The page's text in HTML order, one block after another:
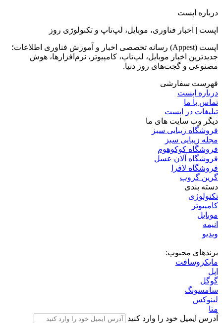
درباره اپست
اپست | اخبار فناوری، موبایل، لپ‌تاپ و تکنولوژی روز
اپست (Appest) رسانه تخصصی اخبار و آموزش فناوری اطلاعات؛
جدیدترین اخبار موبایل، لپ‌تاپ، کامپیوتر، نرم‌افزارها، هوش
مصنوعی و گجت‌های روز دنیا.
فهرست سفارشی
درباره اپست
تماس با ما
تبلیغات در اپست
دیگر وب سایت های ما
فروشگاه زیبایی سبز
مجله زیبایی سبز
فروشگاه کوکوهوم
فروشگاه آلان عسل
فروشگاه لافرا
گرین گروپ
دسته بندی
تکنولوژی
کامپیوتر
موبایل
انیمه
ویدیو
برندهای محبوب:
مایکروسافت
اپل
گوگل
سامسونگ
لینوکس
متا
آدرس ایمیل خود را وارد کنید